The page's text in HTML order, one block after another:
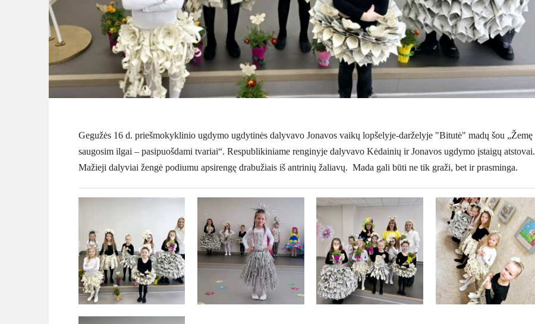
Gegužės 16 d. priešmokyklinio ugdymo ugdytinės dalyvavo Jonavos vaikų lopšelyje-darželyje "Bitutė" madų šou „Žemę
saugosim ilgai – pasipuošdami tvariai“. Respublikiniame renginyje dalyvavo Kėdainių ir Jonavos ugdymo įstaigų atstovai.
Mažieji dalyviai žengė podiumu apsirengę drabužiais iš antrinių žaliavų. Mada gali būti ne tik graži, bet ir prasminga.